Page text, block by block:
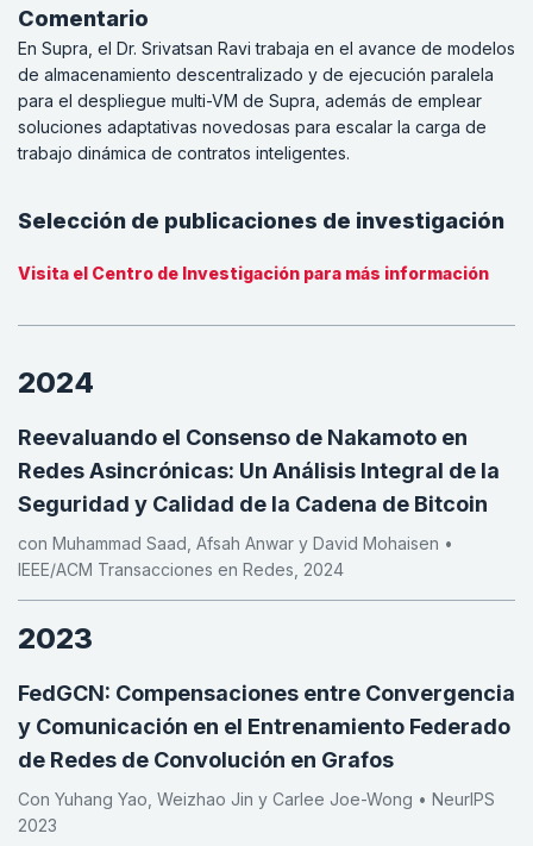
Comentario
En Supra, el Dr. Srivatsan Ravi trabaja en el avance de modelos
de almacenamiento descentralizado y de ejecución paralela
para el despliegue multi-VM de Supra, además de emplear
soluciones adaptativas novedosas para escalar la carga de
trabajo dinámica de contratos inteligentes.
Selección de publicaciones de investigación
Visita el Centro de Investigación para más información
2024
Reevaluando el Consenso de Nakamoto en
Redes Asincrónicas: Un Análisis Integral de la
Seguridad y Calidad de la Cadena de Bitcoin
con Muhammad Saad, Afsah Anwar y David Mohaisen •
IEEE/ACM Transacciones en Redes, 2024
2023
FedGCN: Compensaciones entre Convergencia
y Comunicación en el Entrenamiento Federado
de Redes de Convolución en Grafos
Con Yuhang Yao, Weizhao Jin y Carlee Joe-Wong • NeurIPS
2023